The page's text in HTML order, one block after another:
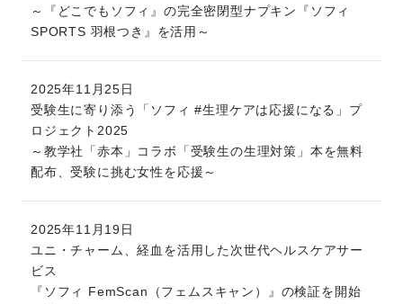
～『どこでもソフィ』の完全密閉型ナプキン『ソフィ
SPORTS 羽根つき』を活用～
2025年11月25日
受験生に寄り添う「ソフィ #生理ケアは応援になる」プ
ロジェクト2025
～教学社「赤本」コラボ「受験生の生理対策」本を無料
配布、受験に挑む女性を応援～
2025年11月19日
ユニ・チャーム、経血を活用した次世代ヘルスケアサー
ビス
『ソフィ FemScan（フェムスキャン）』の検証を開始